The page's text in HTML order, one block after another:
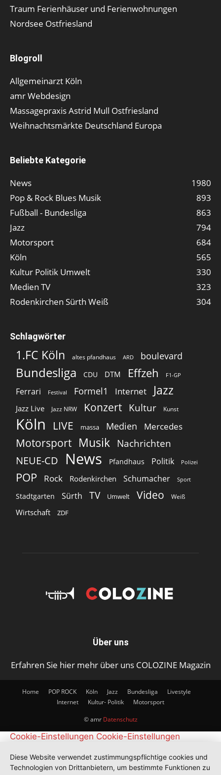
Traum Ferienhäuser und Ferienwohnungen
Nordsee Ostfriesland
Blogroll
Allgemeinarzt Köln
amr Webdesign
Massagepraxis Astrid Mull Ostfriesland
Weihnachtsmärkte Deutschland Europa
Beliebte Kategorie
News
1980
Pop & Rock Blues Musik
893
Fußball - Bundesliga
863
Jazz
794
Motorsport
684
Köln
565
Kultur Politik Umwelt
330
Medien TV
323
Rodenkirchen Sürth Weiß
304
Schlagwörter
1.FC Köln altes pfandhaus ARD boulevard
Bundesliga CDU DTM Effzeh F1-GP
Ferrari Festival Formel1 Internet Jazz
Jazz Live Jazz NRW Konzert Kultur Kunst
Köln LIVE massa Medien Mercedes
Motorsport Musik Nachrichten
NEUE-CD
News Pfandhaus Politik Polizei
POP Rock Rodenkirchen Schumacher Sport
Stadtgarten Sürth TV Umwelt Video Weiß
Wirtschaft ZDF
Über uns
Erfahren Sie hier mehr über uns COLOZINE Magazin
Home POP ROCK Köln Jazz Bundesliga
Livestyle
Internet
Kultur- Politik Motorsport
© amr Datenschutz
Cookie-Einstellungen Cookie-Einstellungen
Diese Website verwendet zustimmungspflichtige cookies und
Technologien von Drittanbietern, um bestimmte Funktionen zu